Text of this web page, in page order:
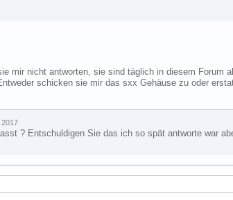
mir nicht antworten, sie sind täglich in diesem Forum
schicken sie mir das sxx Gehäuse zu oder
? Entschuldigen Sie das ich so spät antworte war